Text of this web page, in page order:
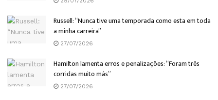
Russell: “Nunca tive uma temporada como esta em toda
a minha carreira”
27/07/2026
Hamilton lamenta erros e penalizações: “Foram três
corridas muito más”
27/07/2026